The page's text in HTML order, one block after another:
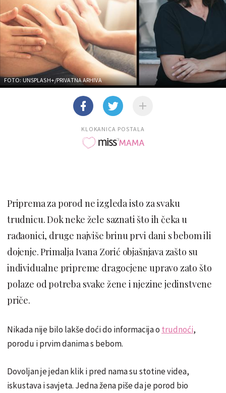
FOTO: UNSPLASH+/PRIVATNA ARHIVA
KLOKANICA POSTALA
Priprema za porod ne izgleda isto za svaku
trudnicu. Dok neke žele saznati što ih čeka u
rađaonici, druge najviše brinu prvi dani s bebom ili
dojenje. Primalja Ivana Zorić objašnjava zašto su
individualne pripreme dragocjene upravo zato što
polaze od potreba svake žene i njezine jedinstvene
priče.
Nikada nije bilo lakše doći do informacija o trudnoći,
porodu i prvim danima s bebom.
Dovoljan je jedan klik i pred nama su stotine videa,
iskustava i savjeta. Jedna žena piše da je porod bio